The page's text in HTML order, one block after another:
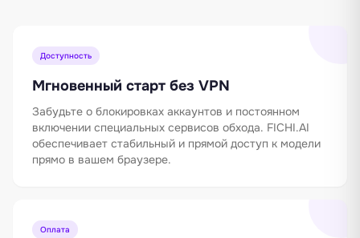
Доступность
Мгновенный старт без VPN
Забудьте о блокировках аккаунтов и постоянном
включении специальных сервисов обхода. FICHI.AI
обеспечивает стабильный и прямой доступ к модели
прямо в вашем браузере.
Оплата